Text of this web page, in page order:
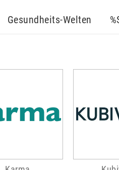
Gesundheits-Welten